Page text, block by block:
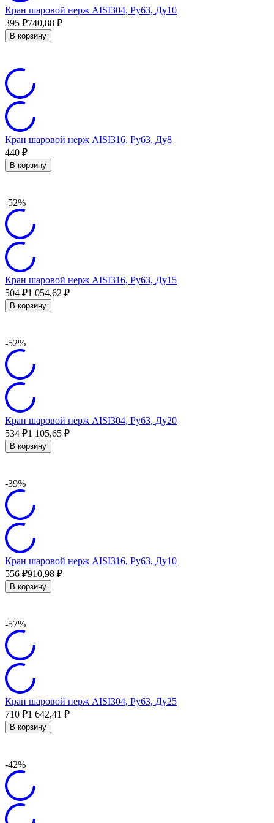
Кран шаровой нерж AISI304, Ру63, Ду10
395 ₽740,88 ₽
В корзину
Кран шаровой нерж AISI316, Ру63, Ду8
440 ₽
В корзину
-52%
Кран шаровой нерж AISI316, Ру63, Ду15
504 ₽1 054,62 ₽
В корзину
-52%
Кран шаровой нерж AISI304, Ру63, Ду20
534 ₽1 105,65 ₽
В корзину
-39%
Кран шаровой нерж AISI316, Ру63, Ду10
556 ₽910,98 ₽
В корзину
-57%
Кран шаровой нерж AISI304, Ру63, Ду25
710 ₽1 642,41 ₽
В корзину
-42%